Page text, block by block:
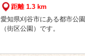
距離 1.3 km
愛知県刈谷市にある都市公園
（街区公園）です。